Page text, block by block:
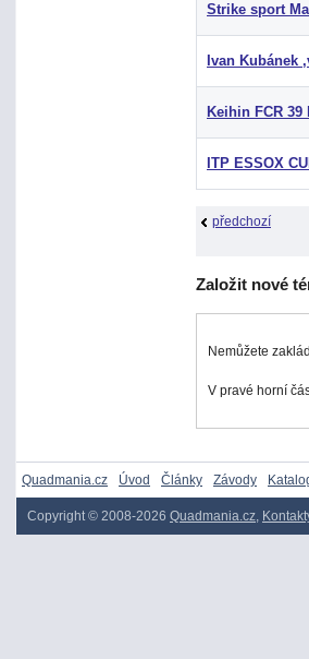
Strike sport
Ivan Kubánek
Keihin FCR 39
ITP ESSOX
předchozí
Založit nové
Nemůžete
V pravé horní
Quadmania.cz Úvod Články Závody
Copyright © 2008-2026 Quadmania.cz,